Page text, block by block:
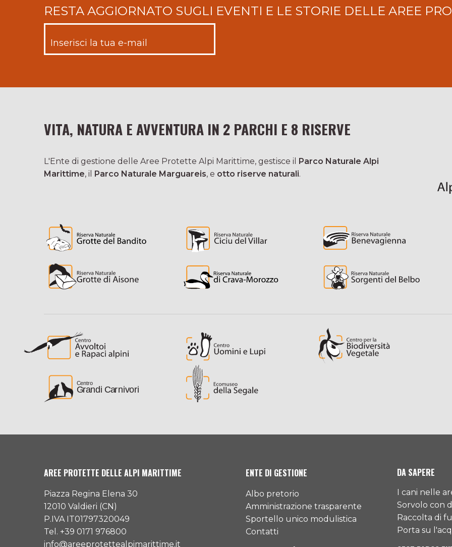
RESTA AGGIORNATO SUGLI EVENTI E LE STORIE DELLE AREE
VITA, NATURA E AVVENTURA IN 2 PARCHI E 8 RISERVE
L'Ente di gestione delle Aree Protette Alpi Marittime, gestisce il Parco Naturale Alpi
Marittime, il Parco Naturale Marguareis, e otto riserve naturali.
AREE PROTETTE DELLE ALPI MARITTIME
Piazza Regina Elena 30
12010 Valdieri (CN)
P.IVA IT01797320049
Tel. +39 0171 976800
info@areeprotettealpimarittime.it
ENTE DI GESTIONE
Albo pretorio
Amministrazione trasparente
Sportello unico modulistica
Contatti
DA SAPERE
I cani nelle
Sorvolo con
Raccolta di
Porta su